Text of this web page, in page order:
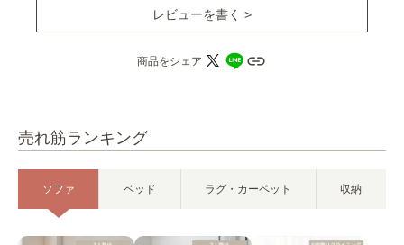
売れ筋ランキング
ソファ ベッド ラグ・カーペット 収納
レビューを書く >
商品をシェア